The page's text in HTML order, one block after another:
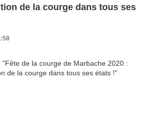
de la courge dans tous ses